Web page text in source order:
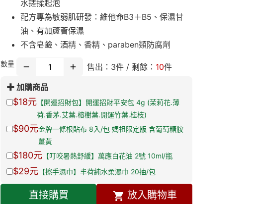
水搓揉起泡
配方專為敏弱肌研發：維他命B3＋B5、保濕甘
油、有加蘆薈保濕
不含皂鹼、酒精、香精、paraben類防腐劑
數量 售出： 3件 / 剩餘： 10件
加購商品
$18元 【開運招財包】開運招財平安包 4g (茉莉花.薄
荷.香茅.艾葉.榕樹葉.開運竹葉.桂枝)
$90元金牌一條根貼布 8入/包 媽祖限定版 含葡萄糖胺
薑黃
$180元 【叮咬暑熱舒緩】萬應白花油 2號 10ml/瓶
$29元 【擦手濕巾】丰荷純水柔濕巾 20抽/包
直接購買 放入購物車